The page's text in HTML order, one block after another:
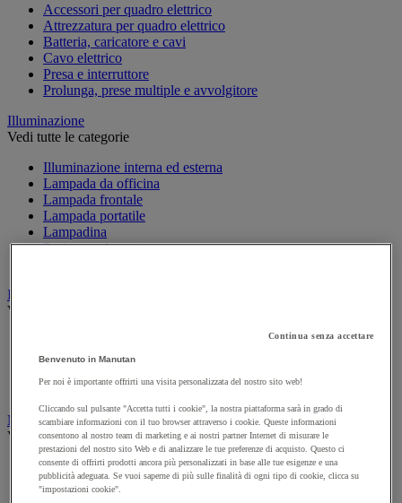
Accessori per quadro elettrico
Attrezzatura per quadro elettrico
Batteria, caricatore e cavi
Cavo elettrico
Presa e interruttore
Prolunga, prese multiple e avvolgitore
Illuminazione
Vedi tutte le categorie
Illuminazione interna ed esterna
Lampada da officina
Lampada frontale
Lampada portatile
Lampadina
Proiettore da cantiere
Ingrassaggio e lubrificazione
Vedi tutte le categorie
Attrezzi per lubrificazione
Lubrificante e sbloccante
Marcatura
Vedi tutte le categorie
Incisione
Marcatura industriale
Marcatura permanente
Continua senza accettare
Benvenuto in Manutan
Per noi è importante offrirti una visita personalizzata del nostro sito web!
Cliccando sul pulsante "Accetta tutti i cookie", la nostra piattaforma sarà in grado di
scambiare informazioni con il tuo browser attraverso i cookie. Queste informazioni
consentono al nostro team di marketing e ai nostri partner Internet di misurare le
prestazioni del nostro sito Web e di analizzare le tue preferenze di acquisto. Questo ci
consente di offrirti prodotti ancora più personalizzati in base alle tue esigenze e una
pubblicità adeguata. Se vuoi saperne di più sulle finalità di ogni tipo di cookie, clicca su
"impostazioni cookie".